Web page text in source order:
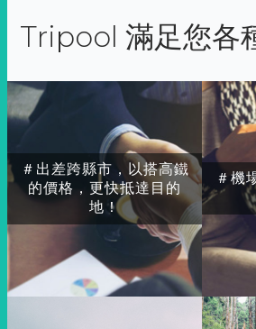
Tripool 滿足您各
＃出差跨縣市，以搭高鐵
的價格，更快抵達目的
地！
＃機